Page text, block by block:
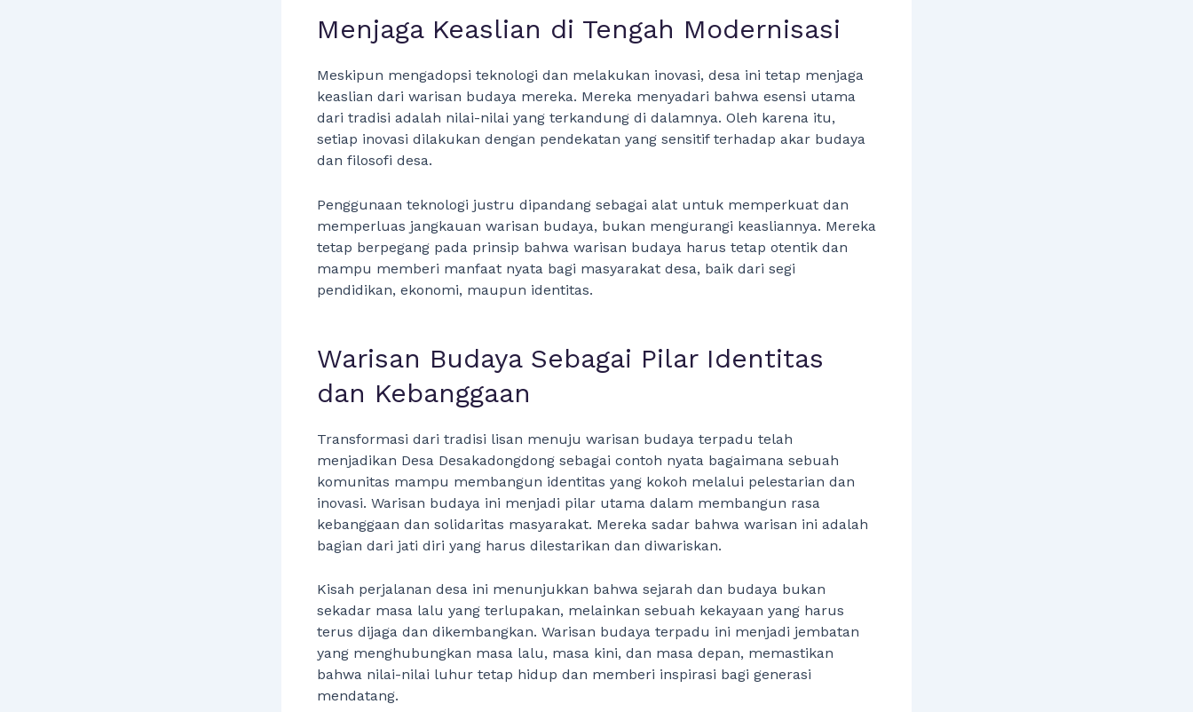
Menjaga Keaslian di Tengah Modernisasi
Meskipun mengadopsi teknologi dan melakukan inovasi, desa ini tetap menjaga
keaslian dari warisan budaya mereka. Mereka menyadari bahwa esensi utama
dari tradisi adalah nilai-nilai yang terkandung di dalamnya. Oleh karena itu,
setiap inovasi dilakukan dengan pendekatan yang sensitif terhadap akar budaya
dan filosofi desa.
Penggunaan teknologi justru dipandang sebagai alat untuk memperkuat dan
memperluas jangkauan warisan budaya, bukan mengurangi keasliannya. Mereka
tetap berpegang pada prinsip bahwa warisan budaya harus tetap otentik dan
mampu memberi manfaat nyata bagi masyarakat desa, baik dari segi
pendidikan, ekonomi, maupun identitas.
Warisan Budaya Sebagai Pilar Identitas
dan Kebanggaan
Transformasi dari tradisi lisan menuju warisan budaya terpadu telah
menjadikan Desa Desakadongdong sebagai contoh nyata bagaimana sebuah
komunitas mampu membangun identitas yang kokoh melalui pelestarian dan
inovasi. Warisan budaya ini menjadi pilar utama dalam membangun rasa
kebanggaan dan solidaritas masyarakat. Mereka sadar bahwa warisan ini adalah
bagian dari jati diri yang harus dilestarikan dan diwariskan.
Kisah perjalanan desa ini menunjukkan bahwa sejarah dan budaya bukan
sekadar masa lalu yang terlupakan, melainkan sebuah kekayaan yang harus
terus dijaga dan dikembangkan. Warisan budaya terpadu ini menjadi jembatan
yang menghubungkan masa lalu, masa kini, dan masa depan, memastikan
bahwa nilai-nilai luhur tetap hidup dan memberi inspirasi bagi generasi
mendatang.